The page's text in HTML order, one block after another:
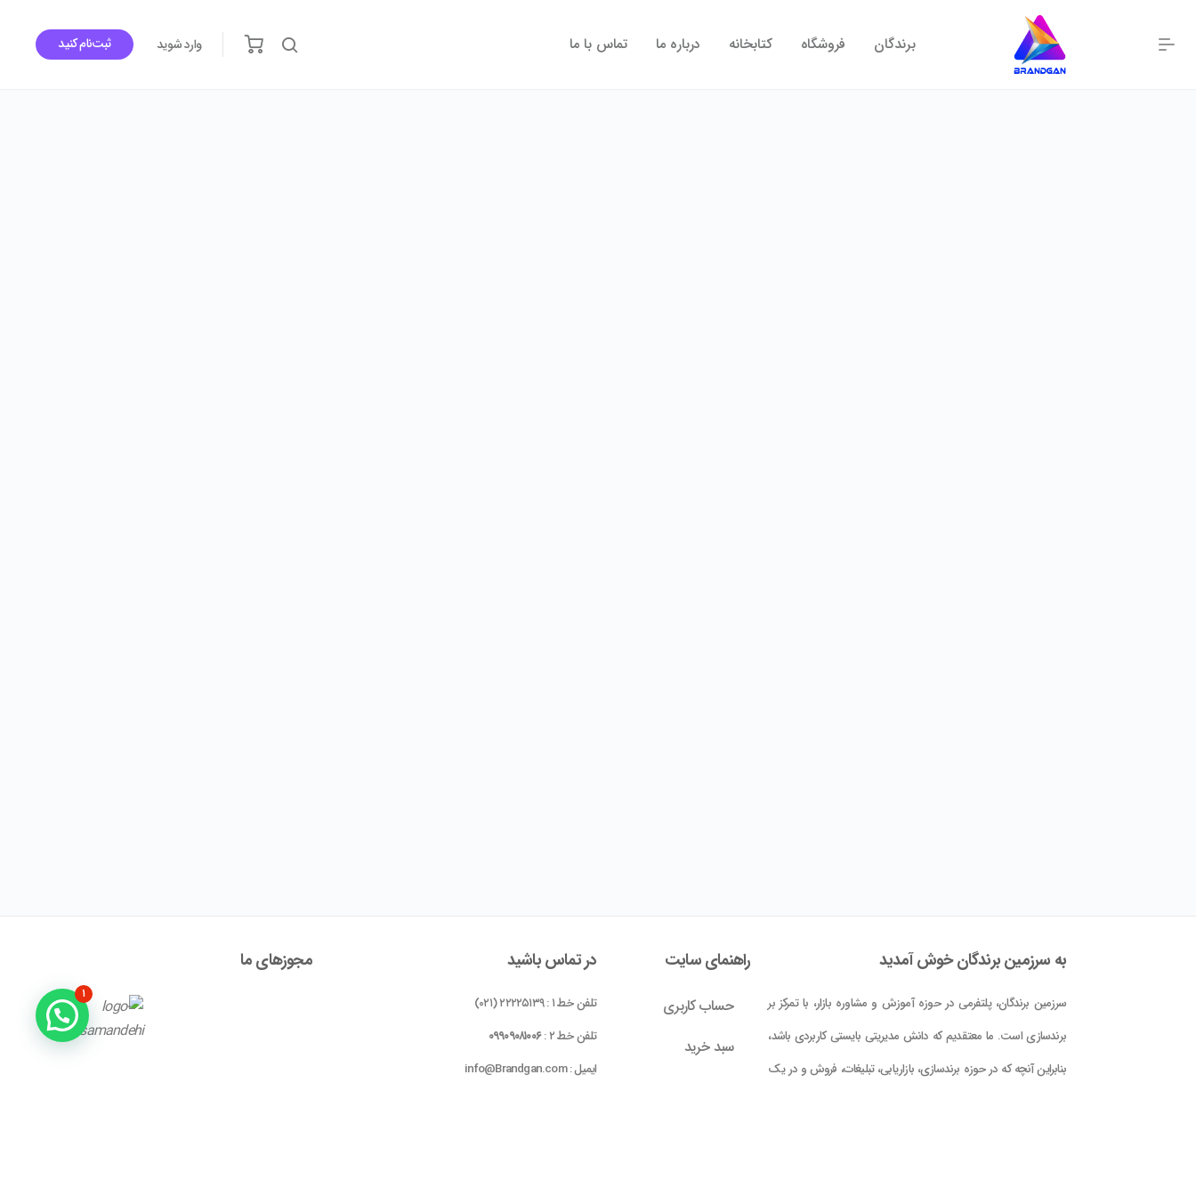
برندگان فروشگاه کتابخانه درباره ما تماس با ما وارد شوید ثبت‌نام کنید
به سرزمین برندگان خوش آمدید
سرزمین برندگان، پلتفرمی در حوزه آموزش و مشاوره بازار، با تمرکز بر
برندسازی است. ما معتقدیم که دانش مدیریتی بایستی کاربردی باشد،
بنابراین آنچه که در حوزه برندسازی، بازاریابی، تبلیغات، فروش و در یک
راهنمای سایت
حساب کاربری
سبد خرید
در تماس باشید
تلفن خط ۱ : ۲۲۲۲۵۱۳۹ (۰۲۱)
تلفن خط ۲ :
۰۹۹۰۹۰۸۱۰۰۶
ایمیل : info@Brandgan.com
مجوز‌های ما
۱